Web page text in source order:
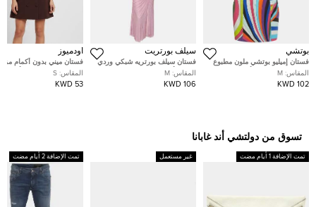
بوتشي
فستان إميليو بوتشي ملون مطبوع
إيريدي كريب بدون أكتاف كادي
قصير متوسط
المقاس: M
102 KWD
سيلف بورتريت
فستان سيلف بورتريه شبكي وردي
مرصع بأحجار الراين مجمع ميدي
مقاس متوسط - ميديام
المقاس: M
106 KWD
أودميوز
فستان ميني بدون أكمام
الصدر كريب برغندي أودميوز
مقاس صغير
المقاس: S
53 KWD
تسوق من دولتشي أند غابانا
تمت الإضافة 1 أيام مضت غير مستعمل تمت الإضافة 2 أيام مضت